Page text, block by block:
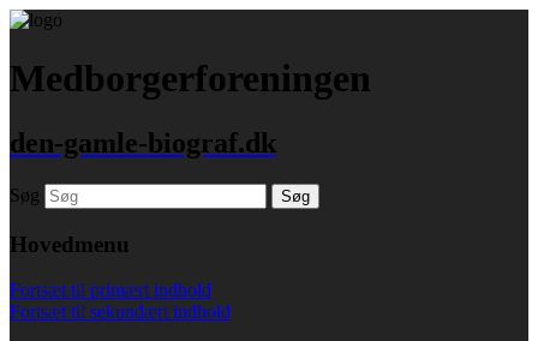
Medborgerforeningen
den-gamle-biograf.dk
Søg
Hovedmenu
Fortsæt til primært indhold
Fortsæt til sekundært indhold